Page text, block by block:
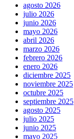
agosto 2026
julio 2026
junio 2026
mayo 2026
abril 2026
marzo 2026
febrero 2026
enero 2026
diciembre 2025
noviembre 2025
octubre 2025
septiembre 2025
agosto 2025
julio 2025
junio 2025
mayo 2025